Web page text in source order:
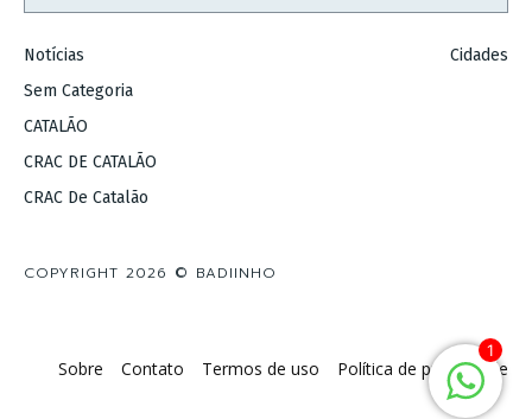
Notícias
Sem Categoria
CATALÃO
CRAC DE CATALÃO
CRAC De Catalão
Cidades
COPYRIGHT 2026 © BADIINHO
Sobre Contato Termos de uso Política de privacidade
1